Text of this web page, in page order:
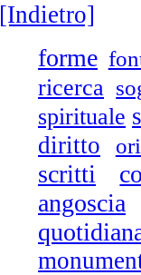
[Indietro]
forme
ricerca
spirituale
diritto
scritti
angoscia